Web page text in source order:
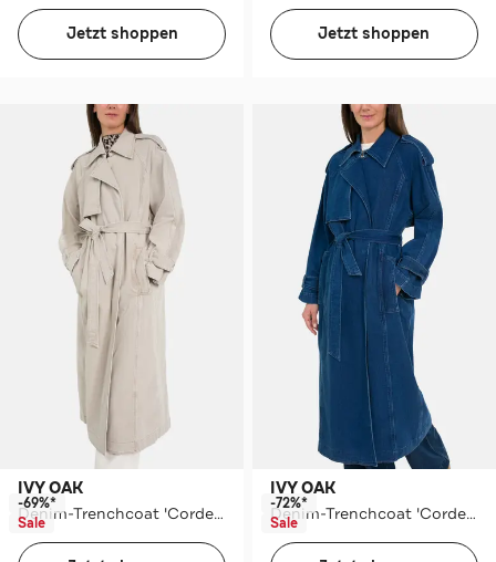
Jetzt shoppen Jetzt shoppen
IVY OAK
Denim-Trenchcoat 'Cordellia' greige
-69%*
Sale
IVY OAK
Denim-Trenchcoat 'Cordellia' blau
-72%*
Sale